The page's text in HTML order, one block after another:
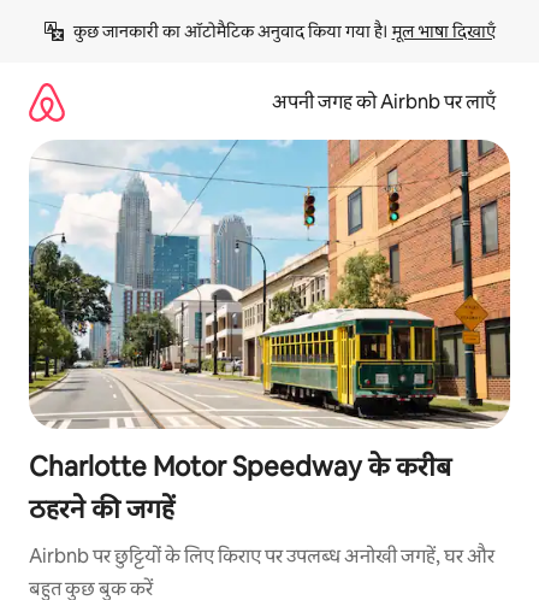
छोड़कर
कॉन्टेंट
कुछ जानकारी का ऑटोमैटिक अनुवाद किया गया है। मूल भाषा दिखाएँ
अपनी जगह को Airbnb पर लाएँ
Charlotte Motor Speedway के करीब
ठहरने की जगहें
Airbnb पर छुट्टियों के लिए किराए पर उपलब्ध अनोखी जगहें, घर और
बहुत कुछ बुक करें